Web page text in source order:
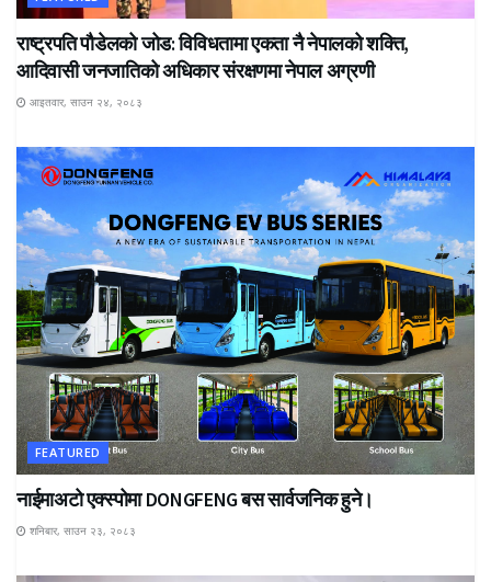
राष्ट्रपति पौडेलको जोड: विविधतामा एकता नै नेपालको शक्ति,
आदिवासी जनजातिको अधिकार संरक्षणमा नेपाल अग्रणी
आइतवार, साउन २४, २०८३
FEATURED
नाईमाअटो एक्स्पोमा DONGFENG बस सार्वजनिक हुने।
शनिबार, साउन २३, २०८३